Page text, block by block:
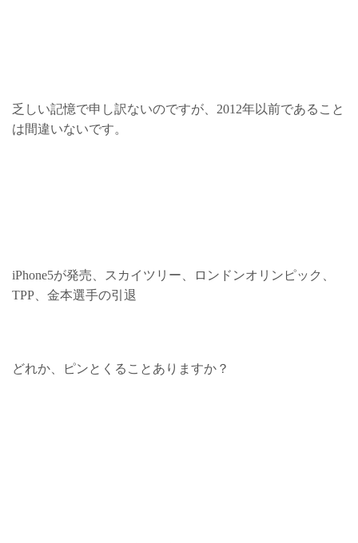
乏しい記憶で申し訳ないのですが、2012年以前であること
は間違いないです。
iPhone5が発売、スカイツリー、ロンドンオリンピック、
TPP、金本選手の引退
どれか、ピンとくることありますか？